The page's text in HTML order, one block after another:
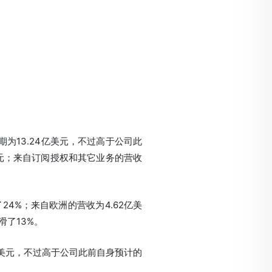
为13.24亿美元，不过高于公司此
来自订阅授权和其它业务的营收
；来自欧洲的营收为4.62亿美
13%。
，不过高于公司此前自身预计的